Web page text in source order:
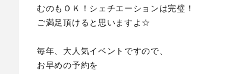
むのもＯＫ！シェチエーションは完璧！
ご満足頂けると思いますよ☆
毎年、大人気イベントですので、
お早めの予約を